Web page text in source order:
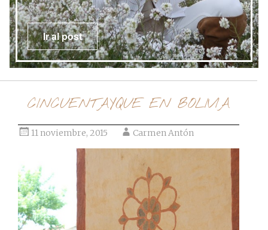
Ir al post
CINCUENTAYQUE EN BOLIVIA
11 noviembre, 2015 Carmen Antón